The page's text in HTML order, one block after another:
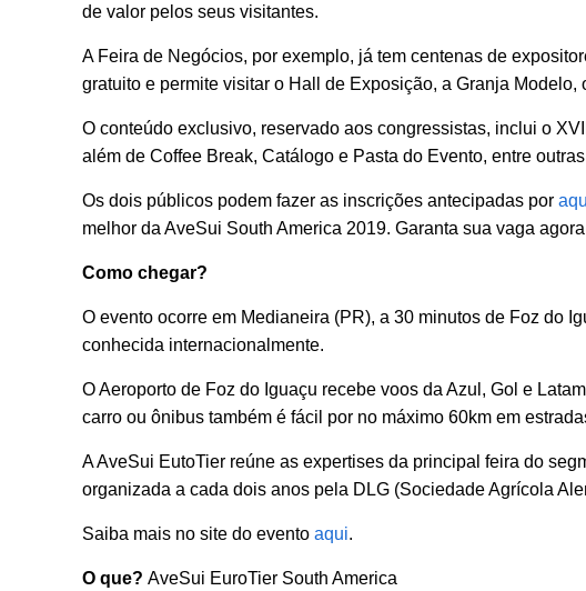
de valor pelos seus visitantes.
A Feira de Negócios, por exemplo, já tem centenas de
gratuito e permite visitar o Hall de Exposição, a Granja
O conteúdo exclusivo, reservado aos congressistas, inclui o
além de Coffee Break, Catálogo e Pasta do Evento, entre
Os dois públicos podem fazer as inscrições antecipadas por
melhor da AveSui South America 2019. Garanta sua vaga
Como chegar?
O evento ocorre em Medianeira (PR), a 30 minutos de Foz do
conhecida internacionalmente.
O Aeroporto de Foz do Iguaçu recebe voos da Azul, Gol e
carro ou ônibus também é fácil por no máximo 60km em
A AveSui EutoTier reúne as expertises da principal feira do
organizada a cada dois anos pela DLG (Sociedade Agrícola
Saiba mais no site do eventoaqui.
O que? AveSui EuroTier South America